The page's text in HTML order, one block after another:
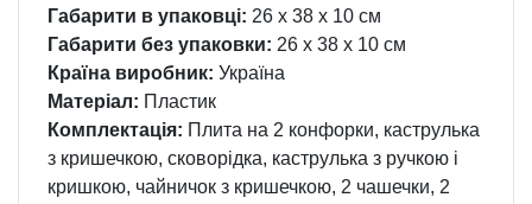
Габарити в упаковці: 26 x 38 x 10 см
Габарити без упаковки: 26 x 38 x 10 см
Країна виробник: Україна
Матеріал: Пластик
Комплектація: Плита на 2 конфорки, каструлька
з кришечкою, сковорідка, каструлька з ручкою і
кришкою, чайничок з кришечкою, 2 чашечки, 2